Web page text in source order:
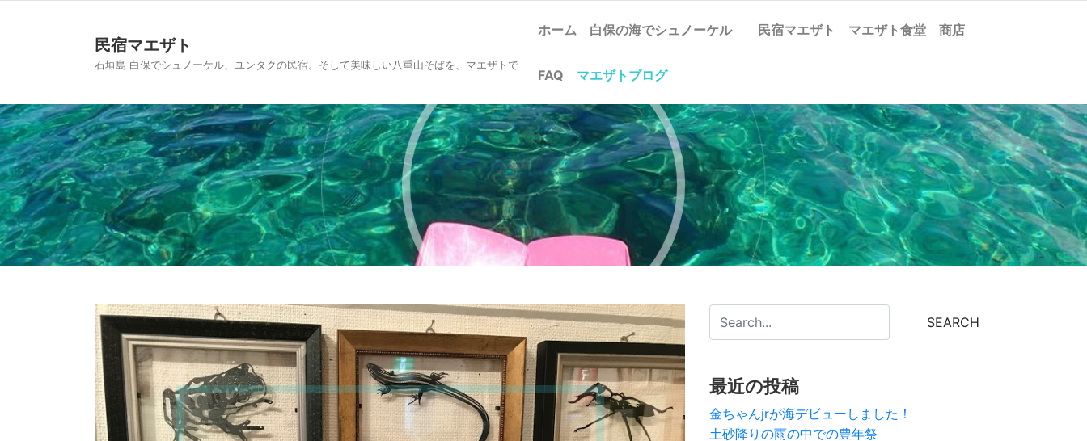
民宿マエザト
石垣島 白保でシュノーケル、ユンタクの民宿。そして美味しい八重山そばを、マエザトで
ホーム 白保の海でシュノーケル 民宿マエザト マエザト食堂 商店
FAQ マエザトブログ
最近の投稿
金ちゃんjrが海デビューしました！
土砂降りの雨の中での豊年祭